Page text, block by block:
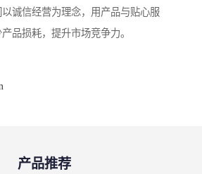
诚信经营为理念，用产品与贴心服
品损耗，提升市场竞争力。
产品推荐